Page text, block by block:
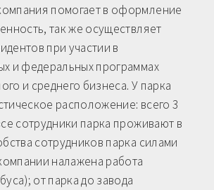
помогает в оформление
так же осуществляет
при участии в
и федеральных программах
и среднего бизнеса. У парка
расположение: всего 3
сотрудники парка проживают в
сотрудников парка силами
налажена работа
от парка до завода